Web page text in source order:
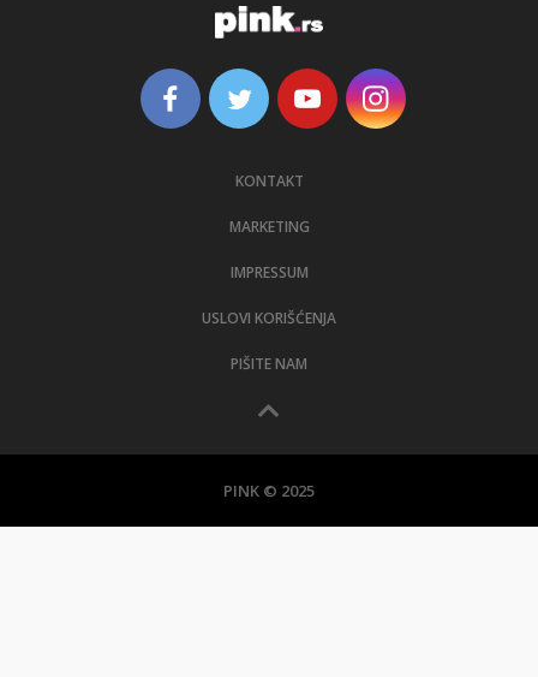
KONTAKT
MARKETING
IMPRESSUM
USLOVI KORIŠĆENJA
PIŠITE NAM
PINK © 2025